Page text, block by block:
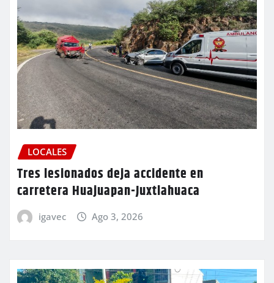
LOCALES
Tres lesionados deja accidente en
carretera Huajuapan-Juxtlahuaca
igavec Ago 3, 2026